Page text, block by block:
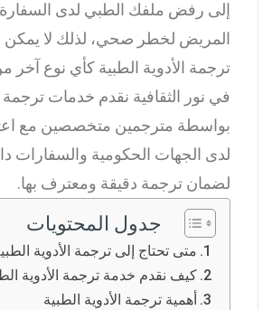
إلى رفض ملفك الطبي لدى
المريض لخطر صحي، لذلك لا يمكن
ترجمة الأدوية الطبية كأي نوع آخر
في نور الثقافية نقدم خدمات ترجمة
بواسطة مترجمين متخصصين مع
لدى الجهات الحكومية والسفارات
لضمان ترجمة دقيقة ومعترف بها.
جدول المحتويات
متى تحتاج إلى ترجمة الأدوية
كيف نقدم خدمة ترجمة الأدوية
أهمية ترجمة الأدوية الطبية